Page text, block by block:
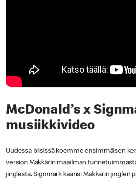
McDonald’s x
musiikkivideo
Uudessa biisissä koemme ensimmäisen
version Mäkkärin maailman tunnetuimmasta
jinglestä. Signmark käänsi Mäkkärin jinglen